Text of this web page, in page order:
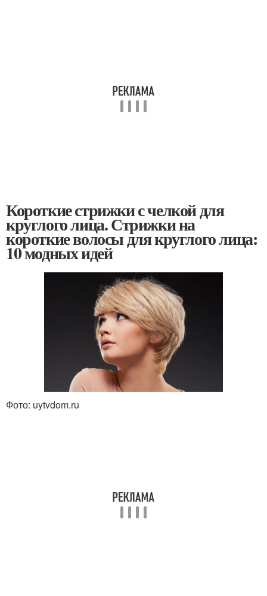
Короткие стрижки с челкой для
круглого лица. Стрижки на
короткие волосы для круглого лица:
10 модных идей
Фото: uytvdom.ru